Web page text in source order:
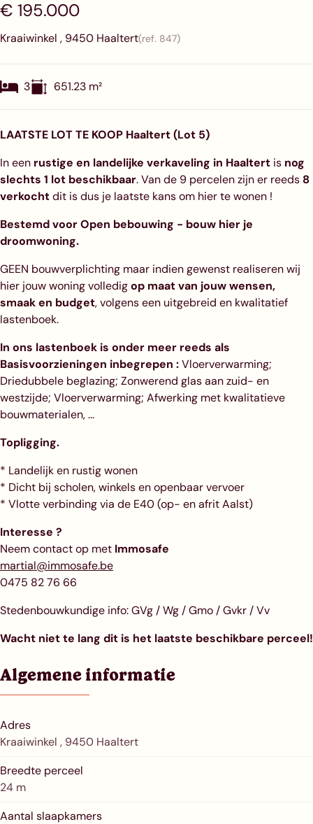
€ 195.000
Kraaiwinkel , 9450 Haaltert(ref. 847)
3 651.23 m²
LAATSTE LOT TE KOOP Haaltert (Lot 5)
In een rustige en landelijke verkaveling in Haaltert is nog
slechts 1 lot beschikbaar. Van de 9 percelen zijn er reeds 8
verkochtdit is dus je laatste kans om hier te wonen !
Bestemd voor Open bebouwing - bouw hier je
droomwoning.
GEEN bouwverplichting maar indien gewenst realiseren wij
hier jouw woning volledigop maat van jouw wensen,
smaak en budget, volgens een uitgebreid en kwalitatief
lastenboek.
In ons lastenboek is onder meer reeds als
Basisvoorzieningen inbegrepen :Vloerverwarming;
Driedubbele beglazing; Zonwerend glas aan zuid- en
westzijde; Vloerverwarming; Afwerking met kwalitatieve
bouwmaterialen, ...
Topligging.
* Landelijk en rustig wonen
* Dicht bij scholen, winkels en openbaar vervoer
* Vlotte verbinding via de E40 (op- en afrit Aalst)
Interesse ?
Neem contact op met Immosafe
martial@immosafe.be
0475 82 76 66
Stedenbouwkundige info: GVg / Wg / Gmo / Gvkr / Vv
Wacht niet te lang dit is het laatste beschikbare perceel!
Algemene informatie
Adres
Kraaiwinkel , 9450 Haaltert
Breedte perceel
24 m
Aantal slaapkamers